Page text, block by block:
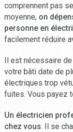
comprennent pas
moyenne, on
personne en
facilement réduire
Il est nécessaire
votre bâti date de
électriques trop
fuites. Vous payez
Un électricien
chez vous. Il se